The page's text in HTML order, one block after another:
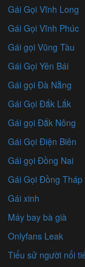
Gái Gọi Vĩnh Long
Gái Gọi Vĩnh Phúc
Gái gọi Vũng Tàu
Gái Gọi Yên Bái
Gái gọi Đà Nẵng
Gái Gọi Đắk Lắk
Gái gọi Đắk Nông
Gái Gọi Điện Biên
Gái gọi Đồng Nai
Gái Gọi Đồng Tháp
Gái xinh
Máy bay bà già
Onlyfans Leak
Tiểu sử người nổi